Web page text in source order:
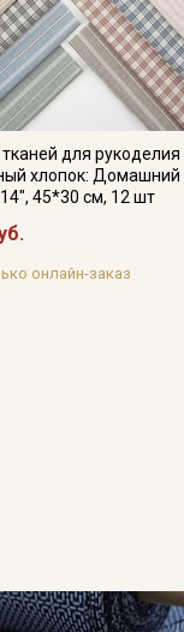
для рукоделия
хлопок: Домашний
45*30 см, 12 шт
онлайн-заказ